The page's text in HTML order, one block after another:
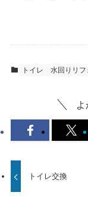
トイレ 水回りリフ
トイレ交換